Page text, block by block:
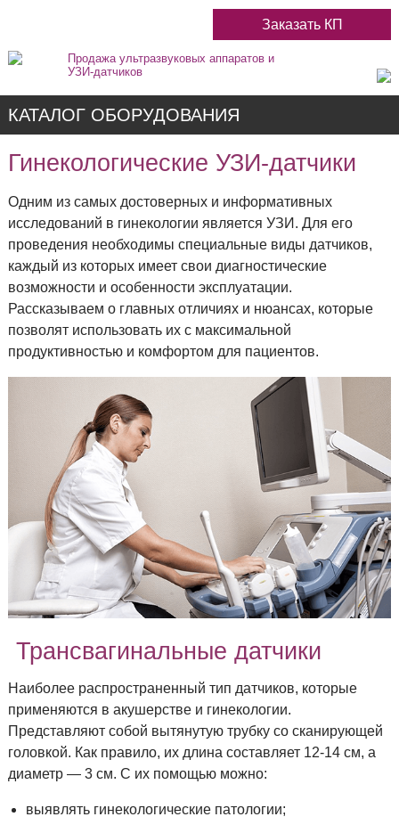
Заказать КП
Продажа ультразвуковых аппаратов и
УЗИ-датчиков
КАТАЛОГ ОБОРУДОВАНИЯ
Недорогие
Цветные
Черно-Белые
Стационарные
Портативные
ПО ПРОИЗВОДИТЕЛЯМ
ДАТЧИКИ
Гинекологические УЗИ-датчики
Одним из самых достоверных и информативных
исследований в гинекологии является УЗИ. Для его
проведения необходимы специальные виды датчиков,
каждый из которых имеет свои диагностические
возможности и особенности эксплуатации.
Рассказываем о главных отличиях и нюансах, которые
позволят использовать их с максимальной
продуктивностью и комфортом для пациентов.
Трансвагинальные датчики
Наиболее распространенный тип датчиков, которые
применяются в акушерстве и гинекологии.
Представляют собой вытянутую трубку со сканирующей
головкой. Как правило, их длина составляет 12-14 см, а
диаметр — 3 см. С их помощью можно:
выявлять гинекологические патологии;